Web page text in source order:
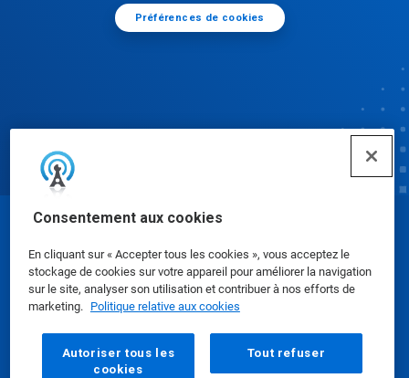
Consentement aux cookies
En cliquant sur « Accepter tous les cookies », vous acceptez le
stockage de cookies sur votre appareil pour améliorer la navigation
sur le site, analyser son utilisation et contribuer à nos efforts de
marketing. Politique relative aux cookies
Autoriser tous les
cookies
Tout refuser
Préférences de cookies
Fiches de données de sécurité|Politique de
confidentialité|conditions d'utilisation